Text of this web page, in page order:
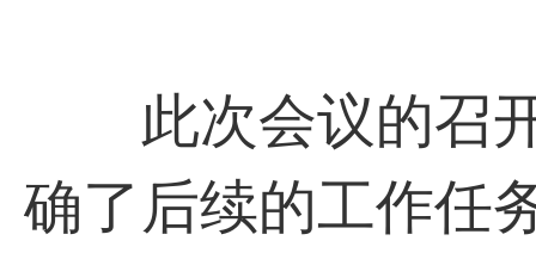
此次会议的召开
确了后续的工作任